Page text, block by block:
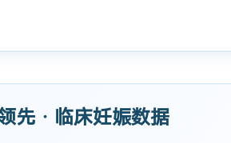
先 · 临床妊娠数据